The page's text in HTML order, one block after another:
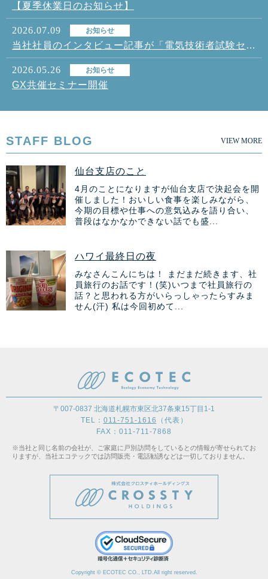
【夏季休業日のお知らせ】
2026.07.09 お知らせ
当社社員のインタビュー記事が「電気技術者試験センター」様のサイトに掲載されました
2026.05.26 お知らせ
GX共催セミナー開催
STAFF BLOG VIEW MORE
仙台支店のこと
4月のことになりますが仙台支店で決起会を開
催しました！おいしい食事を楽しみながら、
今期の目標や仕事への意気込みを語り合い、
普段はなかなかできない話でも盛...
ハワイ最終日の夜
みなさんこんにちは！ まだまだ続きます、社
員旅行のお話です！(笑)いつまで社員旅行の
話？と思われる方がいらっしゃったらすみま
せん(汗) 私は今回初めて...
〒007-0837 北海道札幌市東区北37条東15丁目1-1
TEL： 011-751-1616
（代表）
FAX：011-711-7868
※当社と同じ名前の会社が、ご家庭に戸別訪問をしているとの情報が寄せられてお
りますが、当社エコテックでは訪問販売・電話勧誘などは一切しておりません。
Copyright © ECOTEC CO., LTD.All right reserved.